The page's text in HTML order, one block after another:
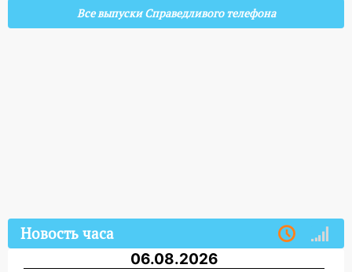
Все выпуски Справедливого телефона
Новость часа
06.08.2026